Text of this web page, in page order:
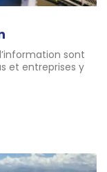
sont
et entreprises y